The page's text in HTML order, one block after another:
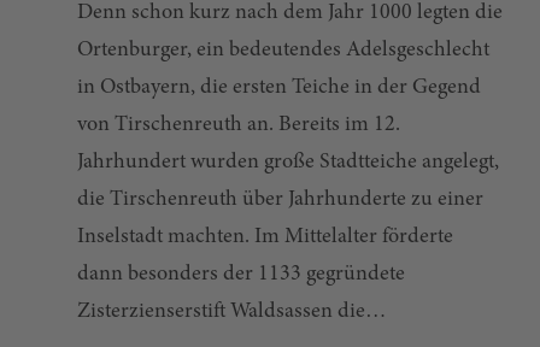
Denn schon kurz nach dem Jahr 1000 legten die
Ortenburger, ein bedeutendes Adelsgeschlecht
in Ostbayern, die ersten Teiche in der Gegend
von Tirschenreuth an. Bereits im 12.
Jahrhundert wurden große Stadtteiche angelegt,
die Tirschenreuth über Jahrhunderte zu einer
Inselstadt machten. Im Mittelalter förderte
dann besonders der 1133 gegründete
Zisterzienserstift Waldsassen die